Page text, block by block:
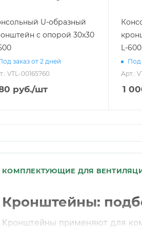
U-образный
с опорой 30х30
заказ от 2 дней
VTL-00165760
руб./шт
L-600
Под
Арт.:
1
КОМПЛЕКТУЮЩИЕ ДЛЯ
Кронштейны:
Кронштейны применяют для